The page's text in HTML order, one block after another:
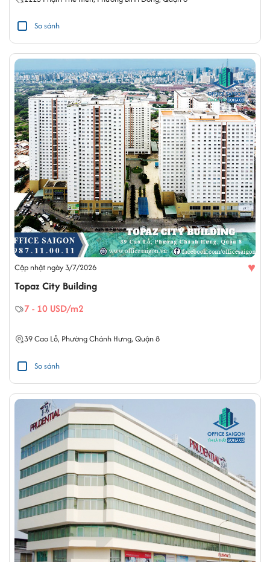
So sánh
Cập nhật ngày 3/7/2026 ♥
Topaz City Building
7 - 10 USD/m2
39 Cao Lỗ, Phường Chánh Hưng, Quận 8
So sánh